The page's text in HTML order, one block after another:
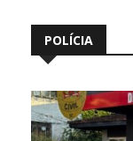
POLÍCIA